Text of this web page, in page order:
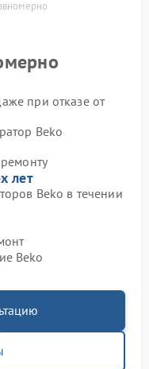
при отказе от
Beko
лет
Beko в течении
Beko